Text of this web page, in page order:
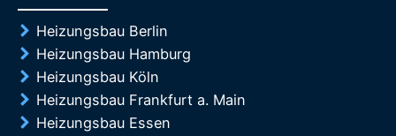
Heizungsbau Berlin
Heizungsbau Hamburg
Heizungsbau Köln
Heizungsbau Frankfurt a. Main
Heizungsbau Essen